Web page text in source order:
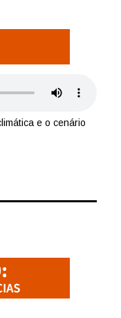
e o cenário